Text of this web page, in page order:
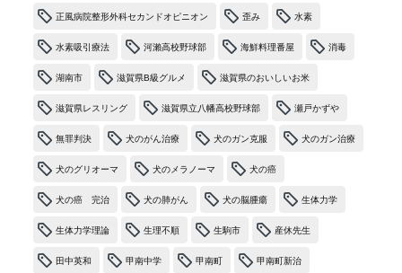
正風病院整形外科セカンドオピニオン 歪み 水素
水素吸引療法 河瀨高校野球部 海鮮料理番屋 消毒
湖南市 滋賀県B級グルメ 滋賀県のおいしいお米
滋賀県レスリング 滋賀県立八幡高校野球部 瀬戸かずや
無罪判決 犬のがん治療 犬のガン克服 犬のガン治療
犬のグリオーマ 犬のメラノーマ 犬の癌
犬の癌 完治 犬の肺がん 犬の脳腫瘍 生体力学
生体力学理論 生理不順 生駒市 産休先生
田中英和 甲南中学 甲南町 甲南町新治